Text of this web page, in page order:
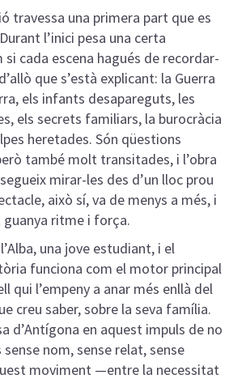
travessa una primera part que es
l’inici pesa una certa
cada escena hagués de recordar-
que s’està explicant: la Guerra
els infants desapareguts, les
els secrets familiars, la burocràcia
heretades. Són qüestions
també molt transitades, i l’obra
mirar-les des d’un lloc prou
això sí, va de menys a més, i
guanya ritme i força.
una jove estudiant, i el
funciona com el motor principal
qui l’empeny a anar més enllà del
creu saber, sobre la seva família.
d’Antígona en aquest impuls de no
nom, sense relat, sense
moviment —entre la necessitat